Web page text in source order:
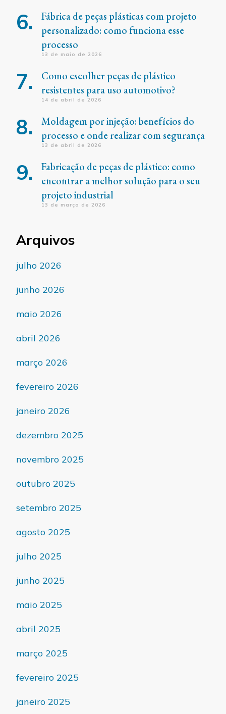
Fábrica de peças plásticas com projeto
personalizado: como funciona esse
processo
13 de maio de 2026
Como escolher peças de plástico
resistentes para uso automotivo?
14 de abril de 2026
Moldagem por injeção: benefícios do
processo e onde realizar com segurança
13 de abril de 2026
Fabricação de peças de plástico: como
encontrar a melhor solução para o seu
projeto industrial
13 de março de 2026
Arquivos
julho 2026
junho 2026
maio 2026
abril 2026
março 2026
fevereiro 2026
janeiro 2026
dezembro 2025
novembro 2025
outubro 2025
setembro 2025
agosto 2025
julho 2025
junho 2025
maio 2025
abril 2025
março 2025
fevereiro 2025
janeiro 2025